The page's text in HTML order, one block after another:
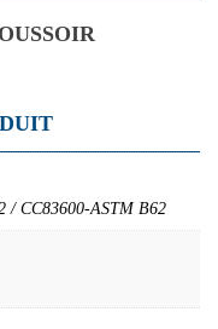
/ CC83600-ASTM B62